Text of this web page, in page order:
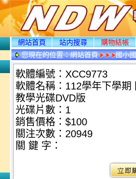
網站首頁 站内搜尋
購物結帳
您現在的位置：網站首頁 國小
軟體編號：XCC9773
軟體名稱：112學年下學
教學光碟DVD版
光碟片數：1
銷售價格：$100
關注次數： 20949
關 鍵 字：